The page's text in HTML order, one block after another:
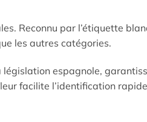
Reconnu par l’étiquette
les autres catégories.
espagnole,
facilite l’identification